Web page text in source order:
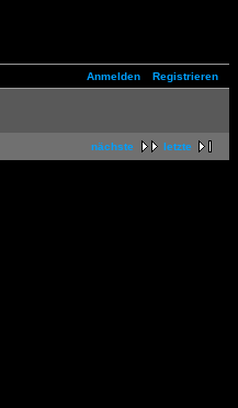
Anmelden Registrieren
nächste letzte